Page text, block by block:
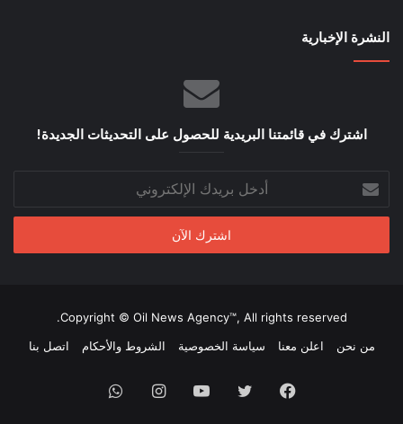
النشرة الإخبارية
اشترك في قائمتنا البريدية للحصول على التحديثات الجديدة!
بريدك
الإلكتروني
Copyright © Oil News Agency™, All rights reserved.
من نحن
اعلن معنا سياسة الخصوصية الشروط والأحكام اتصل بنا
فيسبوك تويتر يوتيوب انستقرام